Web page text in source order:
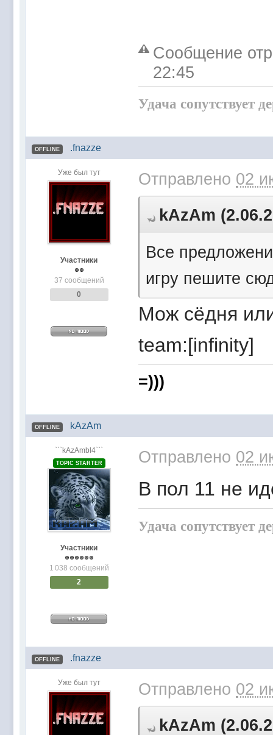
Сообщение
22:45
Удача сопутствует
OFFLINE .fnazze
Уже был тут
Участники
37 сообщений
0
Отправлено 02
kAzAm
Все
игру пешите
Мож сёдня
team:[infinity]
=)))
OFFLINE kAzAm
```kAzAmbl4```
TOPIC STARTER
Участники
1 038 сообщений
2
Отправлено 02
В пол 11 не
Удача сопутствует
OFFLINE .fnazze
Уже был тут Отправлено 02
kAzAm